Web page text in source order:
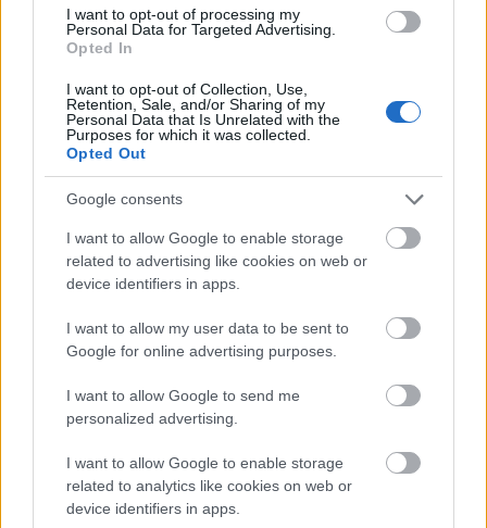
I want to opt-out of processing my
Personal Data for Targeted Advertising.
Opted In
I want to opt-out of Collection, Use,
Retention, Sale, and/or Sharing of my
Personal Data that Is Unrelated with the
Purposes for which it was collected.
Opted Out
Google consents
I want to allow Google to enable storage
related to advertising like cookies on web or
device identifiers in apps.
I want to allow my user data to be sent to
Google for online advertising purposes.
I want to allow Google to send me
personalized advertising.
I want to allow Google to enable storage
related to analytics like cookies on web or
device identifiers in apps.
alkalommal keresték fel, filmet is forgattak róla, de a Titanic
még a mai napig tartogat titkokat.
tovább
Világviszonylatban is jelentős régészeti
feltárás zajlik Magyarországon
2024. 09. 04.|Kultúrpart
A római kori Brigetio területén immár 30 éve tartanak az
ásatások.